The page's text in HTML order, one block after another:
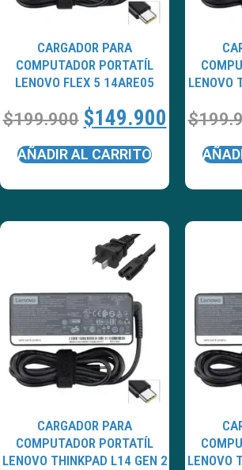
CARGADOR PARA
COMPUTADOR PORTATÍL
LENOVO FLEX 5 14ARE05
$199.900 $149.900
AÑADIR AL CARRITO
LENOVO
$
CARGADOR PARA
COMPUTADOR PORTATÍL
LENOVO THINKPAD L14 GEN 2
LENOVO